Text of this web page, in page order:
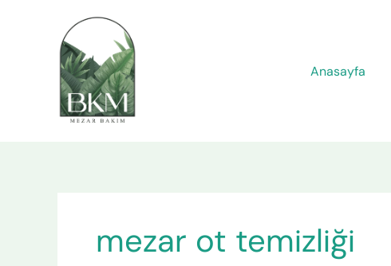
Anasayfa
mezar ot temizliği